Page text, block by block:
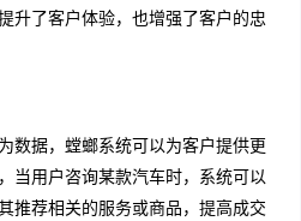
升了客户体验，也增强了客户的忠
数据，螳螂系统可以为客户提供更
当用户咨询某款汽车时，系统可以
推荐相关的服务或商品，提高成交